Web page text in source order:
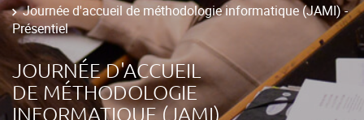
Journée d'accueil de méthodologie informatique (JAMI) -
Présentiel
JOURNÉE D'ACCUEIL
DE MÉTHODOLOGIE
INFORMATIQUE (JAMI)